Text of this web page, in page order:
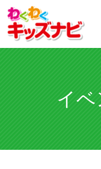
イ